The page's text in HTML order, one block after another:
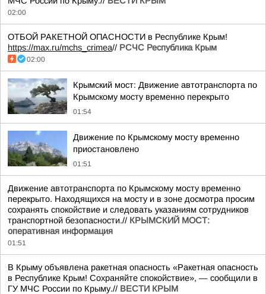
02:00
ОТБОЙ РАКЕТНОЙ ОПАСНОСТИ в Республике Крым!
https://max.ru/mchs_crimea// РСЧС Республика Крым
02:00
Крымский мост: Движение автотранспорта по
Крымскому мосту временно перекрыто
01:54
Движение по Крымскому мосту временно
приостановлено
01:51
Движение автотранспорта по Крымскому мосту временно
перекрыто. Находящихся на мосту и в зоне досмотра просим
сохранять спокойствие и следовать указаниям сотрудников
транспортной безопасности.// КРЫМСКИЙ МОСТ:
оперативная информация
01:51
В Крыму объявлена ракетная опасность «Ракетная опасность
в Республике Крым! Сохраняйте спокойствие», — сообщили в
ГУ МЧС России по Крыму.// ВЕСТИ КРЫМ